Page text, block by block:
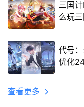
三国
么玩
代号
优化
查看更多